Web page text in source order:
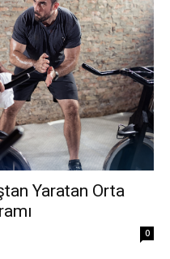
Yaratan Orta
0